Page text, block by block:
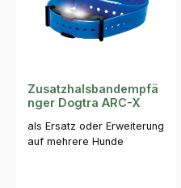
Zusatzhalsbandempfä
nger Dogtra ARC-X
als Ersatz oder Erweiterung
auf mehrere Hunde